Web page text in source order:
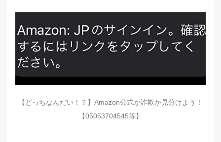
【どっちなんだい！？】Amazon公式か詐欺か見分けよう！
【05053704545等】